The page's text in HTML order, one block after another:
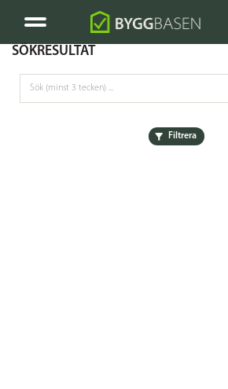
SÖKRESULTAT
Filtrera